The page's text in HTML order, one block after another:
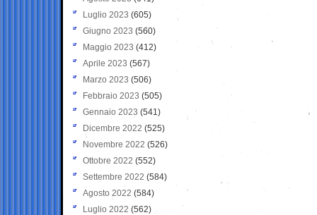
Luglio 2023 (605)
Giugno 2023 (560)
Maggio 2023 (412)
Aprile 2023 (567)
Marzo 2023 (506)
Febbraio 2023 (505)
Gennaio 2023 (541)
Dicembre 2022 (525)
Novembre 2022 (526)
Ottobre 2022 (552)
Settembre 2022 (584)
Agosto 2022 (584)
Luglio 2022 (562)